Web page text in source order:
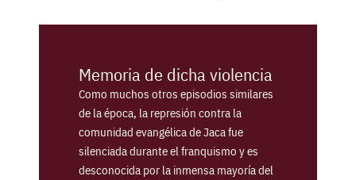
Memoria de dicha violencia
Como muchos otros episodios similares
de la época, la represión contra la
comunidad evangélica de Jaca fue
silenciada durante el franquismo y es
desconocida por la inmensa mayoría del